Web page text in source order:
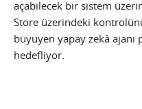
açabilecek bir sistem
Store üzerindeki
büyüyen yapay zekâ ajanı
hedefliyor.